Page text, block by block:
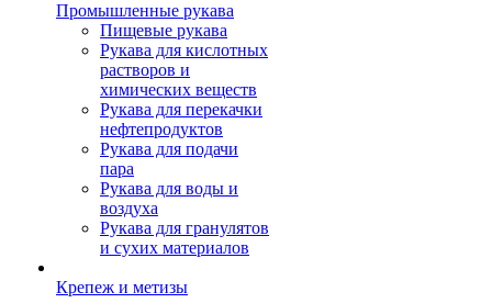
Промышленные рукава
Пищевые рукава
Рукава для кислотных
растворов и
химических веществ
Рукава для перекачки
нефтепродуктов
Рукава для подачи
пара
Рукава для воды и
воздуха
Рукава для гранулятов
и сухих материалов
Крепеж и метизы